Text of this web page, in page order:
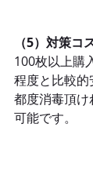
（5）対策コ
100枚以上購
程度と比較的
都度消毒頂
可能です。